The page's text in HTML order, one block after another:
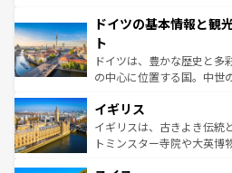
せる。地方によって風土や
ンテンツ一覧 を参照してほ
で、幅広い魅力が詰まって
聖堂、美しいビーチ、そし
から魅了する。また、フラ
れ、フランス料理はユネス
香り高いラベンダー畑など
らに、パリ以外の地域にも
も豊かな歴史と文化が息づ
ドイツの基本情報と観
ト
ドイツは、豊かな歴史と多
の中心に位置する国。中世
顔を持つこの国は、どこを
ルリンの文化的活気、バイ
してライン川沿いのワイン
イギリス
イギリスは、古きよき伝統
トミンスター寺院や大英博